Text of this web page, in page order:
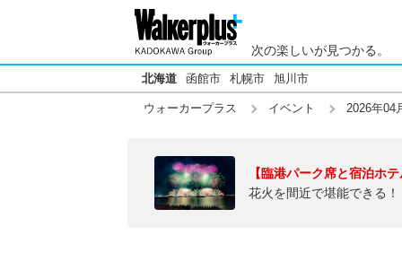
次の楽しいが見つかる。
北海道 函館市 札幌市 旭川市
ウォーカープラス イベント 2026年04
【臨港パーク席と宿泊ホ
花火を間近で堪能できる